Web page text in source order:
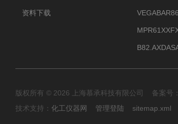
资料下载
版权所有 © 2026 上海慕承科技有限公司 备案号：
技术支持： 化工仪器网 管理登陆 sitemap.xml